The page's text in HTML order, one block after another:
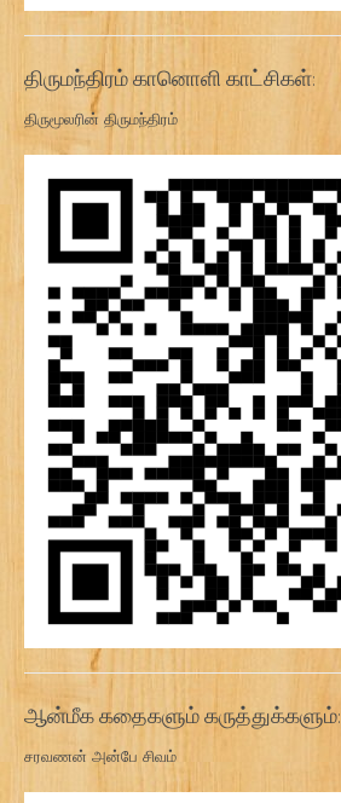
திருமந்திரம் கானொளி காட்சிகள்:
திருமூலரின் திருமந்திரம்
ஆன்மீக கதைகளும் கருத்துக்களும்:
சரவணன் அன்பே சிவம்